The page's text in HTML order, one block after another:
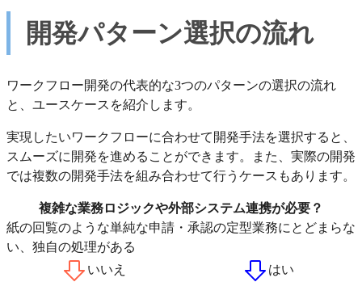
開発パターン選択の流れ
ワークフロー開発の代表的な3つのパターンの選択の流れ
と、ユースケースを紹介します。
実現したいワークフローに合わせて開発手法を選択すると、
スムーズに開発を進めることができます。また、実際の開発
では複数の開発手法を組み合わせて行うケースもあります。
複雑な業務ロジックや外部システム連携が必要？
紙の回覧のような単純な申請・承認の定型業務にとどまらな
い、独自の処理がある
いいえ
はい